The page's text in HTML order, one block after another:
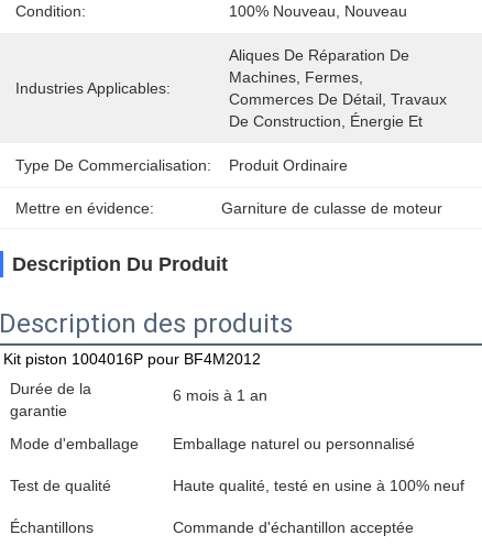
Condition: 100% Nouveau, Nouveau
Industries Applicables:
Aliques De Réparation De
Machines, Fermes,
Commerces De Détail, Travaux
De Construction, Énergie Et
Type De Commercialisation: Produit Ordinaire
Mettre en évidence: Garniture de culasse de moteur
Description Du Produit
Description des produits
Kit piston 1004016P pour BF4M2012
Durée de la
garantie
6 mois à 1 an
Mode d'emballage Emballage naturel ou personnalisé
Test de qualité Haute qualité, testé en usine à 100% neuf
Échantillons Commande d'échantillon acceptée